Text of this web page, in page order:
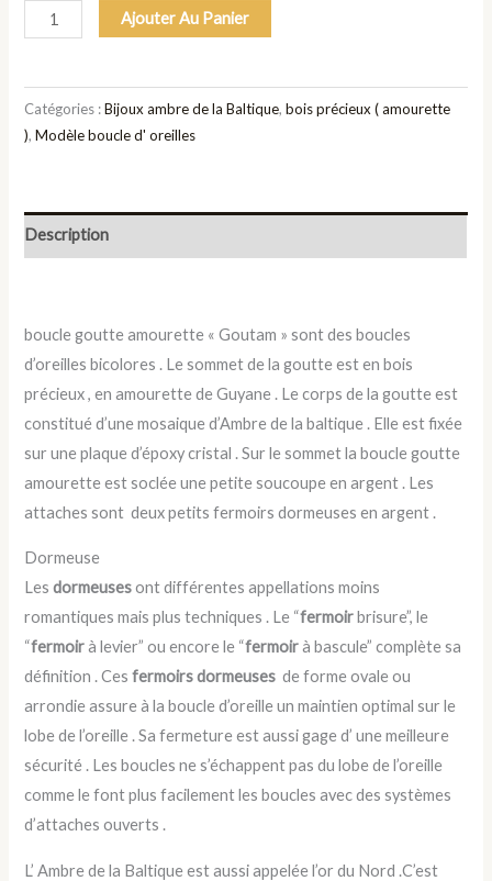
Ajouter Au Panier
Catégories :Bijoux ambre de la Baltique,bois précieux ( amourette
),Modèle boucle d' oreilles
Description
boucle goutte amourette « Goutam » sont des boucles
d’oreilles bicolores . Le sommet de la goutte est en bois
précieux , en amourette de Guyane . Le corps de la goutte est
constitué d’une mosaique d’Ambre de la baltique . Elle est fixée
sur une plaque d’époxy cristal . Sur le sommet la boucle goutte
amourette est soclée une petite soucoupe en argent . Les
attaches sont deux petits fermoirs dormeuses en argent .
Dormeuse
Lesdormeusesont différentes appellations moins
romantiques mais plus techniques . Le “fermoirbrisure”, le
“fermoirà levier” ou encore le “fermoirà bascule” complète sa
définition . Cesfermoirs dormeuses de forme ovale ou
arrondie assure à la boucle d’oreille un maintien optimal sur le
lobe de l’oreille . Sa fermeture est aussi gage d’ une meilleure
sécurité . Les boucles ne s’échappent pas du lobe de l’oreille
comme le font plus facilement les boucles avec des systèmes
d’attaches ouverts .
L’ Ambre de la Baltique est aussi appelée l’or du Nord .C’est